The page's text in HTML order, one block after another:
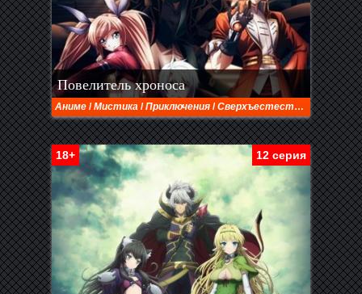
Повелитель хроноса
Аниме /Мистика /Приключения /Сверхъестественное /
12 серия
18+